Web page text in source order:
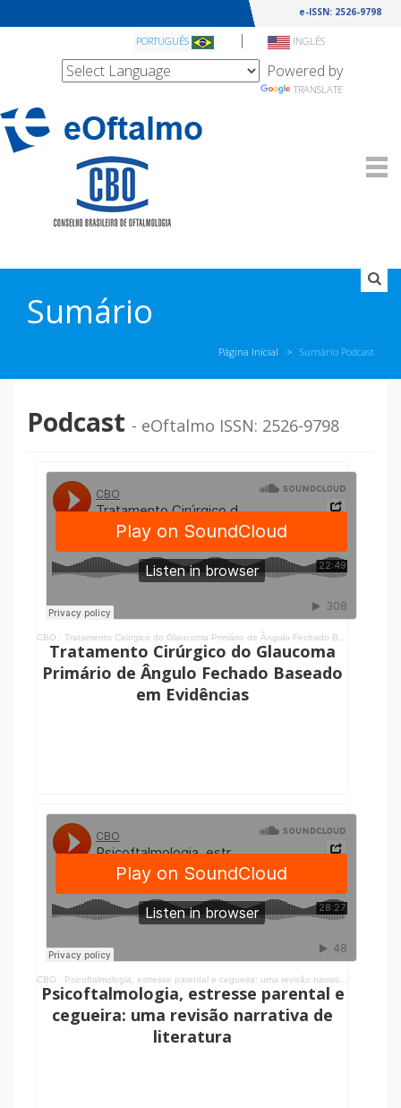
e-ISSN: 2526-9798
PORTUGUÊS | INGLÊS
Powered by
TRANSLATE
Sumário
Página Inicial Sumário Podcast
Podcast - eOftalmo ISSN: 2526-9798
CBO · Tratamento Cirúrgico do Glaucoma Primário de Ângulo Fechado Baseado em Evidências
Tratamento Cirúrgico do Glaucoma
Primário de Ângulo Fechado Baseado
em Evidências
CBO · Psicoftalmologia, estresse parental e cegueira: uma revisão narrativa de literatura
Psicoftalmologia, estresse parental e
cegueira: uma revisão narrativa de
literatura